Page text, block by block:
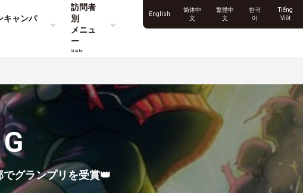
キャンパ
訪問者
別
メニュ
ー
Visitor
English
简体中
文
繁體中
文
한국
어
Tiếng
Việt
グランプリを受賞👑